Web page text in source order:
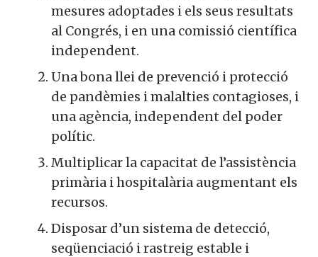
mesures adoptades i els seus resultats
al Congrés, i en una comissió científica
independent.
Una bona llei de prevenció i protecció
de pandèmies i malalties contagioses, i
una agència, independent del poder
polític.
Multiplicar la capacitat de l’assistència
primària i hospitalària augmentant els
recursos.
Disposar d’un sistema de detecció,
seqüenciació i rastreig estable i